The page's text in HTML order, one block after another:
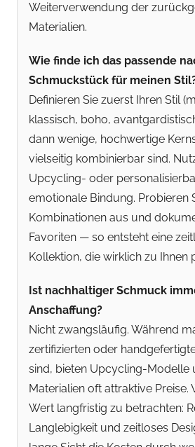
Weiterverwendung der
Materialien.
Wie finde ich das passende
Schmuckstück für meinen
Definieren Sie zuerst Ihren Stil
klassisch, boho,
dann wenige, hochwertige
vielseitig kombinierbar sind.
Upcycling- oder
emotionale Bindung. Probieren
Kombinationen aus und
Favoriten — so entsteht eine
Kollektion, die wirklich zu Ihnen
Ist nachhaltiger Schmuck
Anschaffung?
Nicht zwangsläufig. Während
zertifizierten oder
sind, bieten Upcycling-Modelle
Materialien oft attraktive Preise.
Wert langfristig zu betrachten:
Langlebigkeit und zeitloses